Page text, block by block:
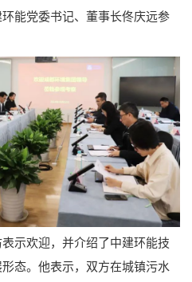
能党委书记、董事长佟庆远参
欢迎，并介绍了中建环能技
态。他表示，双方在城镇污水